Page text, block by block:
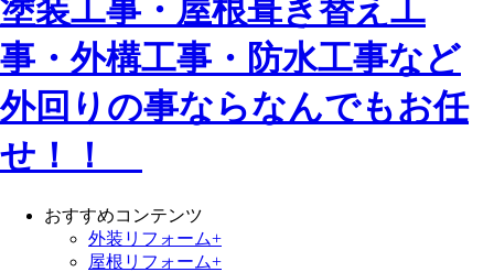
おすすめコンテンツ
外装リフォーム+
屋根リフォーム+